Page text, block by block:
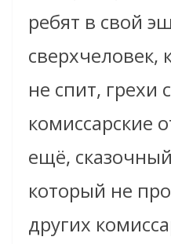
ребят в свой
сверхчеловек,
не спит, грехи
комиссарские
ещё,
который не
других